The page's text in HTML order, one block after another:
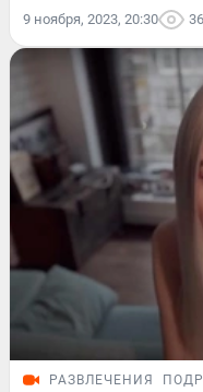
9 ноября, 2023, 20:30
РАЗВЛЕЧЕНИЯ